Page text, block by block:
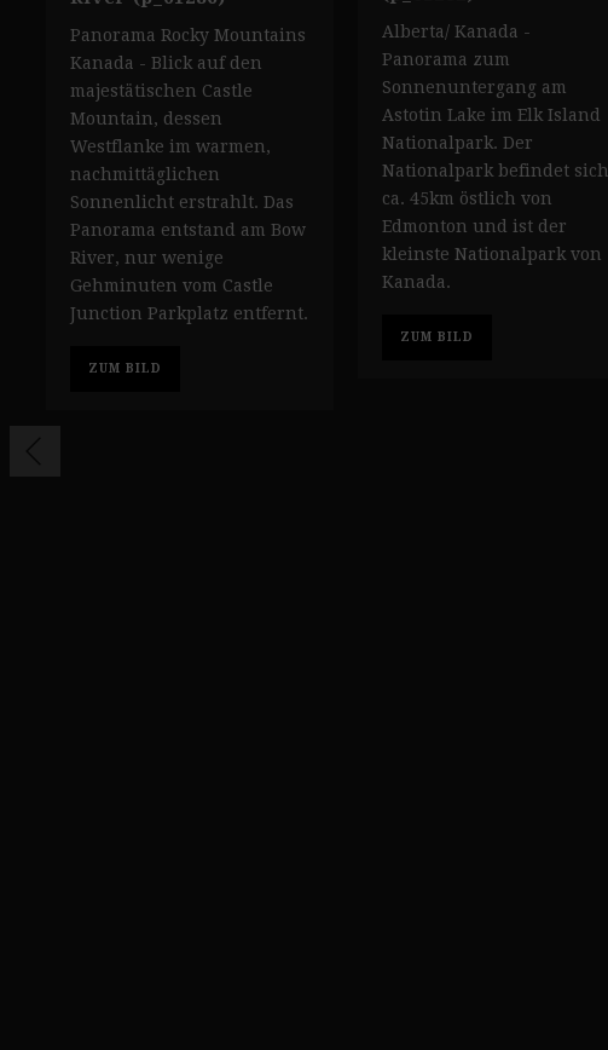
Panorama Rocky Mountains
Kanada - Blick auf den
majestätischen Castle
Mountain, dessen
Westflanke im warmen,
nachmittäglichen
Sonnenlicht erstrahlt. Das
Panorama entstand am Bow
River, nur wenige
Gehminuten vom Castle
Junction Parkplatz entfernt.
ZUM BILD
Alberta/ Kanada -
Panorama zum
Sonnenuntergang am
Astotin Lake im Elk Island
Nationalpark. Der
Nationalpark befindet sich
ca. 45km östlich von
Edmonton und ist der
kleinste Nationalpark von
Kanada.
ZUM BILD